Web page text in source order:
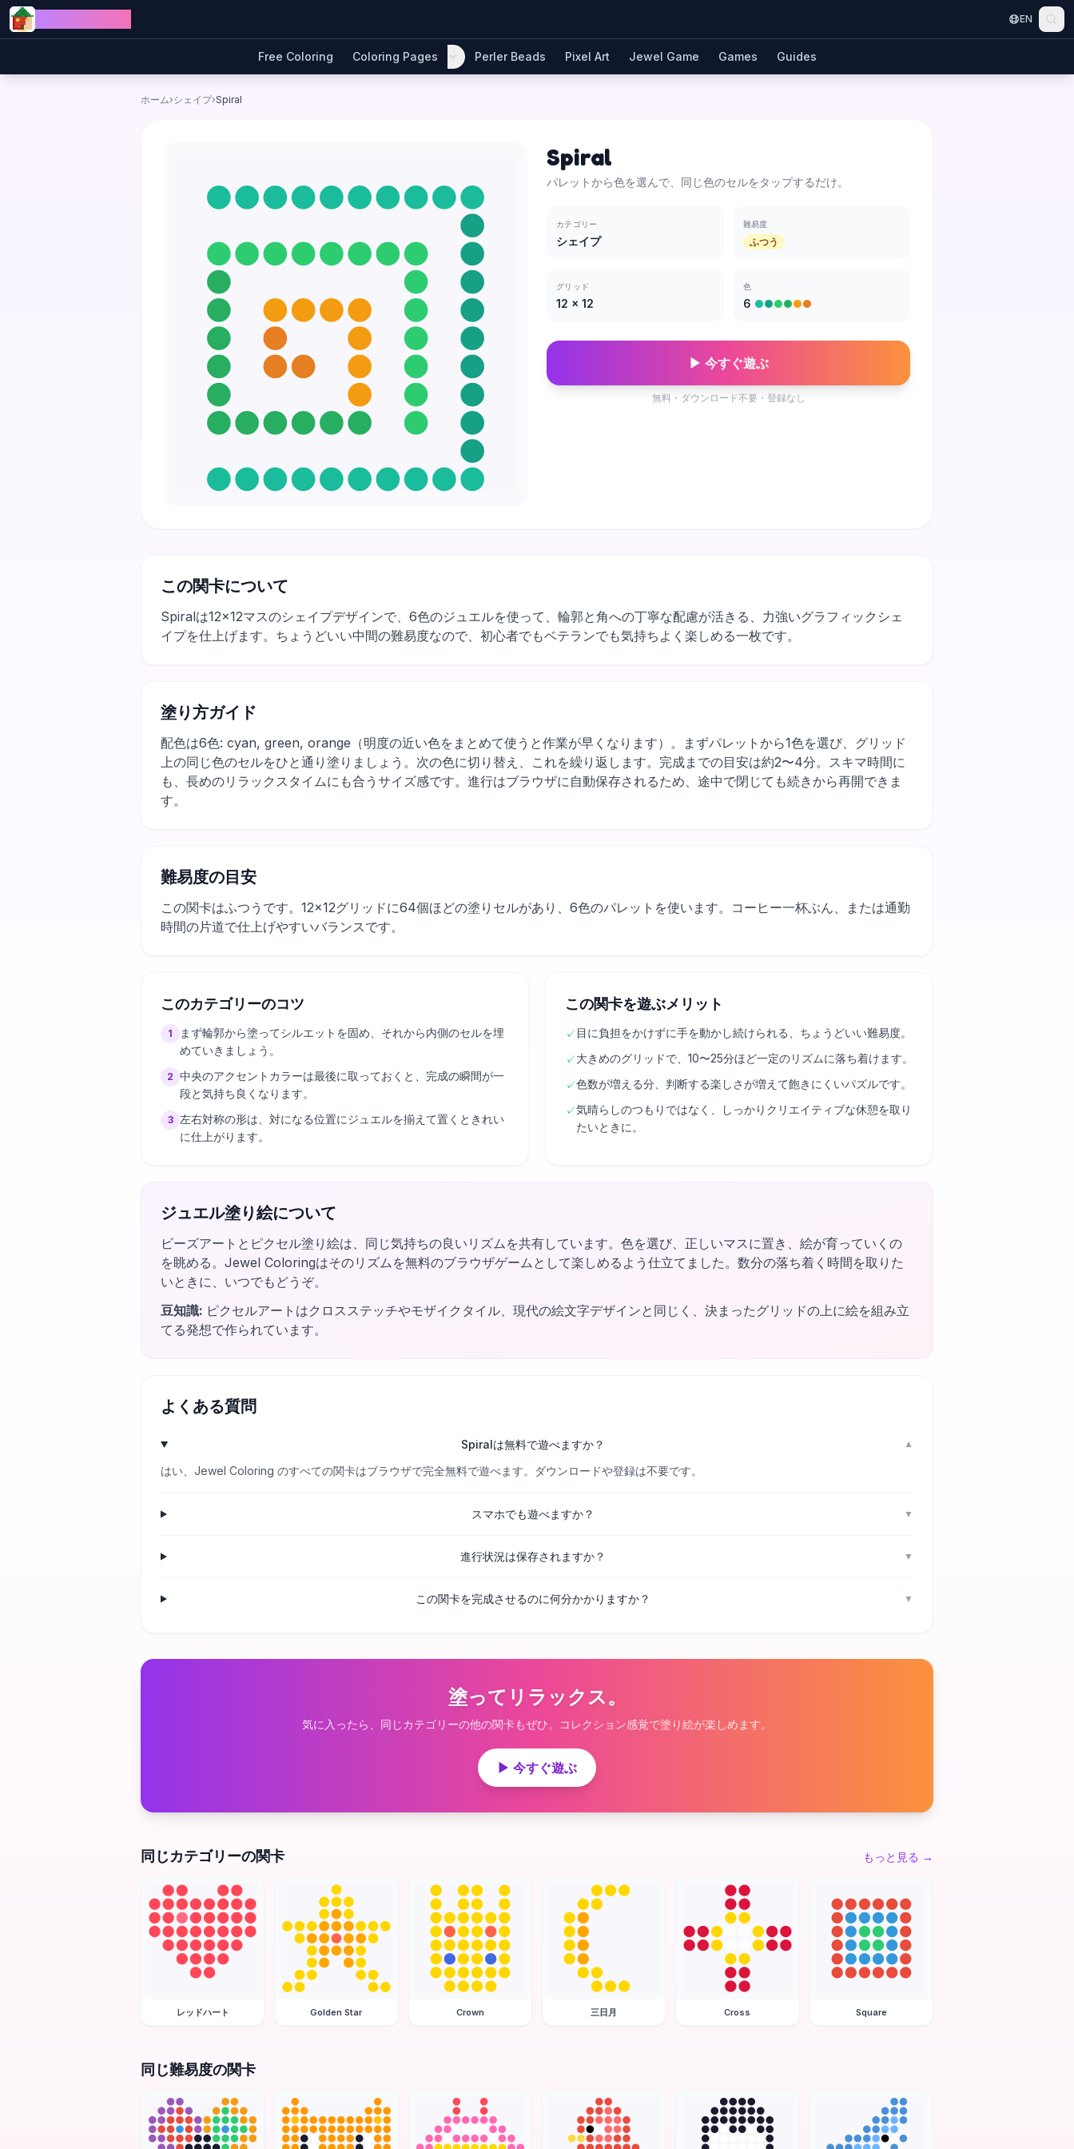
Skip to content
EN
Free Coloring Coloring Pages Perler Beads Pixel Art Jewel Game Games Guides
ホーム›シェイプ›Spiral
Spiral
パレットから色を選んで、同じ色のセルをタップするだけ。
カテゴリー
シェイプ
難易度
ふつう
グリッド
12 × 12
色
6
▶ 今すぐ遊ぶ
無料・ダウンロード不要・登録なし
この関卡について
Spiralは12×12マスのシェイプデザインで、6色のジュエルを使って、輪郭と角への丁寧な配慮が活きる、力強いグラフィックシェ
イプを仕上げます。ちょうどいい中間の難易度なので、初心者でもベテランでも気持ちよく楽しめる一枚です。
塗り方ガイド
配色は6色: cyan, green, orange（明度の近い色をまとめて使うと作業が早くなります）。まずパレットから1色を選び、グリッド
上の同じ色のセルをひと通り塗りましょう。次の色に切り替え、これを繰り返します。完成までの目安は約2〜4分。スキマ時間に
も、長めのリラックスタイムにも合うサイズ感です。進行はブラウザに自動保存されるため、途中で閉じても続きから再開できま
す。
難易度の目安
この関卡はふつうです。12×12グリッドに64個ほどの塗りセルがあり、6色のパレットを使います。コーヒー一杯ぶん、または通勤
時間の片道で仕上げやすいバランスです。
このカテゴリーのコツ
1
まず輪郭から塗ってシルエットを固め、それから内側のセルを埋
めていきましょう。
2 中央のアクセントカラーは最後に取っておくと、完成の瞬間が一
段と気持ち良くなります。
3
左右対称の形は、対になる位置にジュエルを揃えて置くときれい
に仕上がります。
この関卡を遊ぶメリット
✓ 目に負担をかけずに手を動かし続けられる、ちょうどいい難易度。
✓大きめのグリッドで、10〜25分ほど一定のリズムに落ち着けます。
✓色数が増える分、判断する楽しさが増えて飽きにくいパズルです。
✓気晴らしのつもりではなく、しっかりクリエイティブな休憩を取り
たいときに。
ジュエル塗り絵について
ビーズアートとピクセル塗り絵は、同じ気持ちの良いリズムを共有しています。色を選び、正しいマスに置き、絵が育っていくの
を眺める。Jewel Coloringはそのリズムを無料のブラウザゲームとして楽しめるよう仕立てました。数分の落ち着く時間を取りた
いときに、いつでもどうぞ。
豆知識: ピクセルアートはクロスステッチやモザイクタイル、現代の絵文字デザインと同じく、決まったグリッドの上に絵を組み立
てる発想で作られています。
よくある質問
Spiralは無料で遊べますか？ ▼
はい、Jewel Coloring のすべての関卡はブラウザで完全無料で遊べます。ダウンロードや登録は不要です。
スマホでも遊べますか？ ▼
進行状況は保存されますか？ ▼
この関卡を完成させるのに何分かかりますか？ ▼
塗ってリラックス。
気に入ったら、同じカテゴリーの他の関卡もぜひ。コレクション感覚で塗り絵が楽しめます。
▶ 今すぐ遊ぶ
同じカテゴリーの関卡 もっと見る →
レッドハート Golden Star Crown 三日月 Cross Square
同じ難易度の関卡